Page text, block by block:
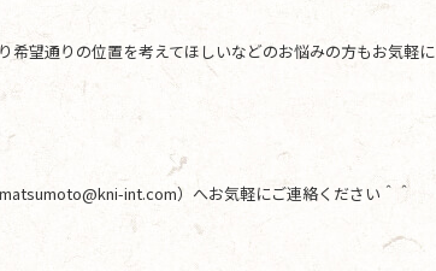
望通りの位置を考えてほしいなどのお悩みの方もお気軽に
int.com）へお気軽にご連絡ください＾＾